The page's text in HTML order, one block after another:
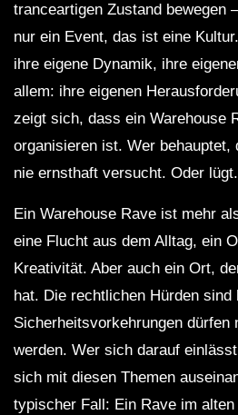
Marcel Dettmann
(live) – Ostgut Ton
Berghain – ARTE
Chris Liebing @
Berlin – 08.09.2013.
BEN KLOCK @
ELECTRONIC
OLD RIVER PARK
Lorenzo Raganzini
31072022 at
tranceartigen Zustand bewegen
nur ein Event, das ist eine
ihre eigene Dynamik, ihre
allem: ihre eigenen
zeigt sich, dass ein Warehouse
organisieren ist. Wer behauptet,
nie ernsthaft versucht. Oder lügt.
Ein Warehouse Rave ist mehr
eine Flucht aus dem Alltag, ein
Kreativität. Aber auch ein Ort,
hat. Die rechtlichen Hürden sind
Sicherheitsvorkehrungen dürfen
werden. Wer sich darauf
sich mit diesen Themen
typischer Fall: Ein Rave im